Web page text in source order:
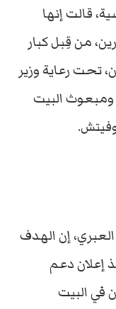
قالت إنها
من قِبل كبار
تحت رعاية وزير
ومبعوث البيت
إن الهدف
إعلان دعم
في البيت